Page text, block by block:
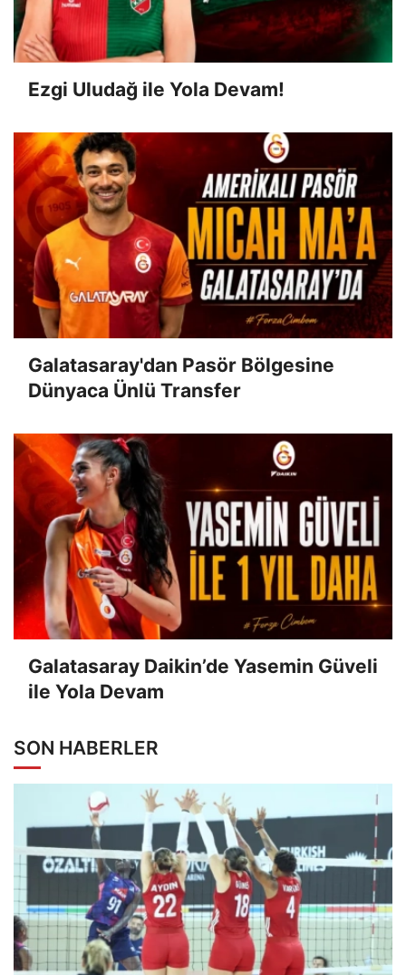
Ezgi Uludağ ile Yola Devam!
Galatasaray'dan Pasör Bölgesine
Dünyaca Ünlü Transfer
Galatasaray Daikin’de Yasemin Güveli
ile Yola Devam
SON HABERLER